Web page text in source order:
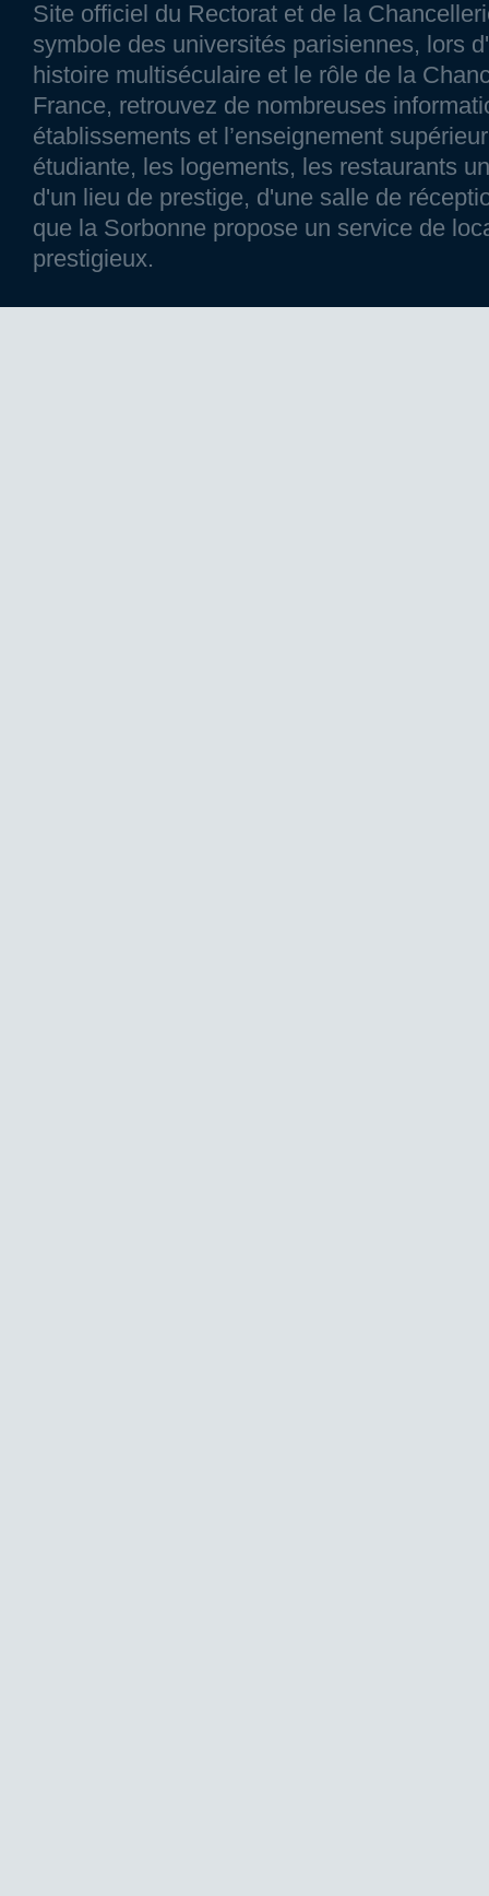
Site officiel du Rectorat et de la
symbole des universités parisiennes, lors
histoire multiséculaire et le rôle de la
France, retrouvez de nombreuses
établissements et l’enseignement
étudiante, les logements, les restaurants
d'un lieu de prestige, d'une salle de
que la Sorbonne propose un service de
prestigieux.